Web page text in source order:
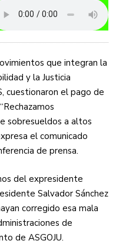
que integran la
y la Justicia
, cuestionaron el pago de
sobresueldos a altos
el comunicado
de prensa.
del expresidente
Salvador Sánchez
corregido esa mala
de
de ASGOJU.